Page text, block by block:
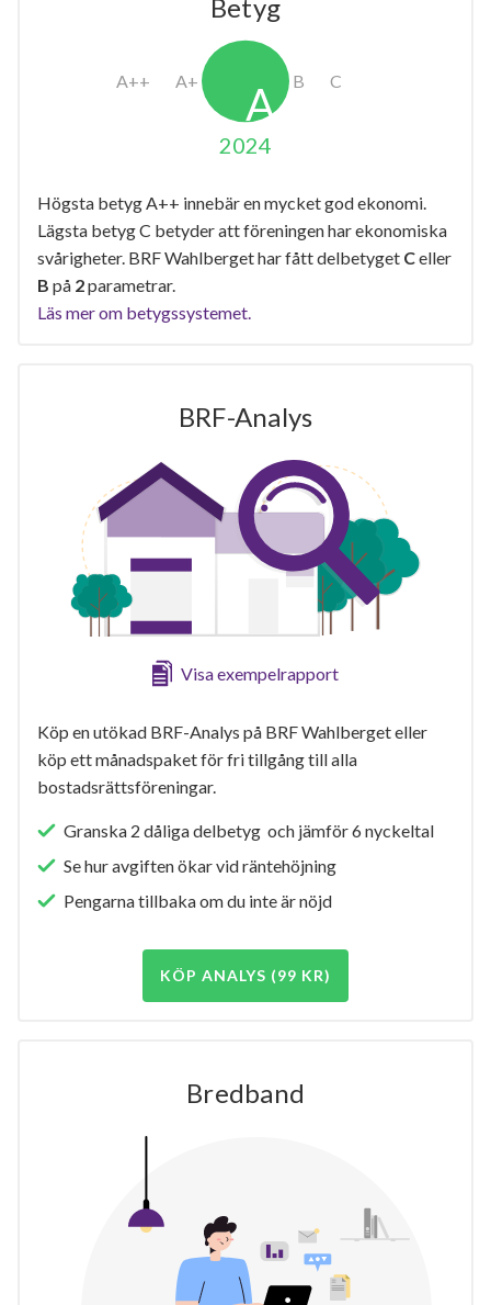
Betyg
2024
Högsta betyg A++ innebär en mycket god ekonomi.
Lägsta betyg C betyder att föreningen har ekonomiska
svårigheter. BRF Wahlberget har fått delbetyget Celler
B på 2parametrar.
Läs mer om betygssystemet.
BRF-Analys
Visa exempelrapport
Köp en utökad BRF-Analys på BRF Wahlberget eller
köp ett månadspaket för fri tillgång till alla
bostadsrättsföreningar.
Granska 2 dåliga delbetyg och jämför 6 nyckeltal
Se hur avgiften ökar vid räntehöjning
Pengarna tillbaka om du inte är nöjd
KÖP ANALYS (99 KR)
Bredband